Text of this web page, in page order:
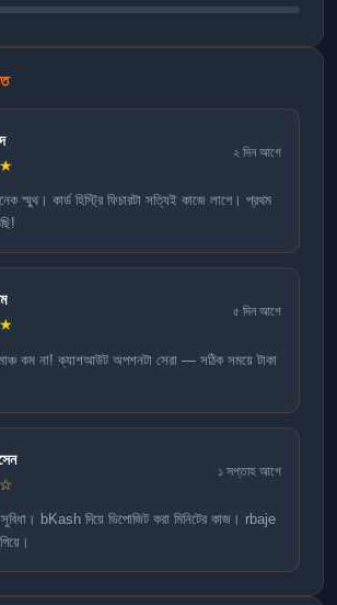
২ দিন আগে
স্মুথ। কার্ড হিস্ট্রি ফিচারটা সত্যিই কাজে লাগে। প্রথম
৫ দিন আগে
কম না! ক্যাশআউট অপশনটা সেরা — সঠিক সময়ে টাকা
১ সপ্তাহ আগে
bKash দিয়ে ডিপোজিট করা মিনিটের কাজ। rbaje